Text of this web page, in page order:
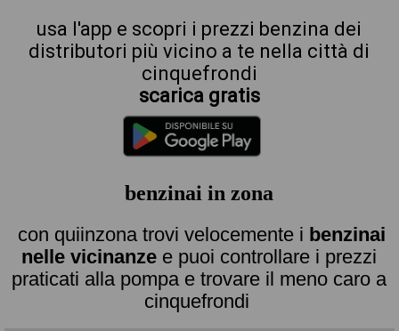
usa l'app e scopri i prezzi benzina dei
distributori più vicino a te nella città di
cinquefrondi
scarica gratis
benzinai in zona
con quiinzona trovi velocemente i benzinai
nelle vicinanze e puoi controllare i prezzi
praticati alla pompa e trovare il meno caro a
cinquefrondi